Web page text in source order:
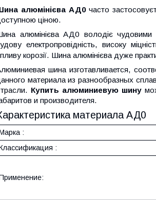
алюмінієва АД0часто
ціною.
алюмінієва АД0 володіє чудовими
електропровідність, високу
корозії. Шина алюмінієва дуже
шина изготавливается,
материала из разнообразных
Купить алюминиевую шину
и производителя.
материала АД0
:
: